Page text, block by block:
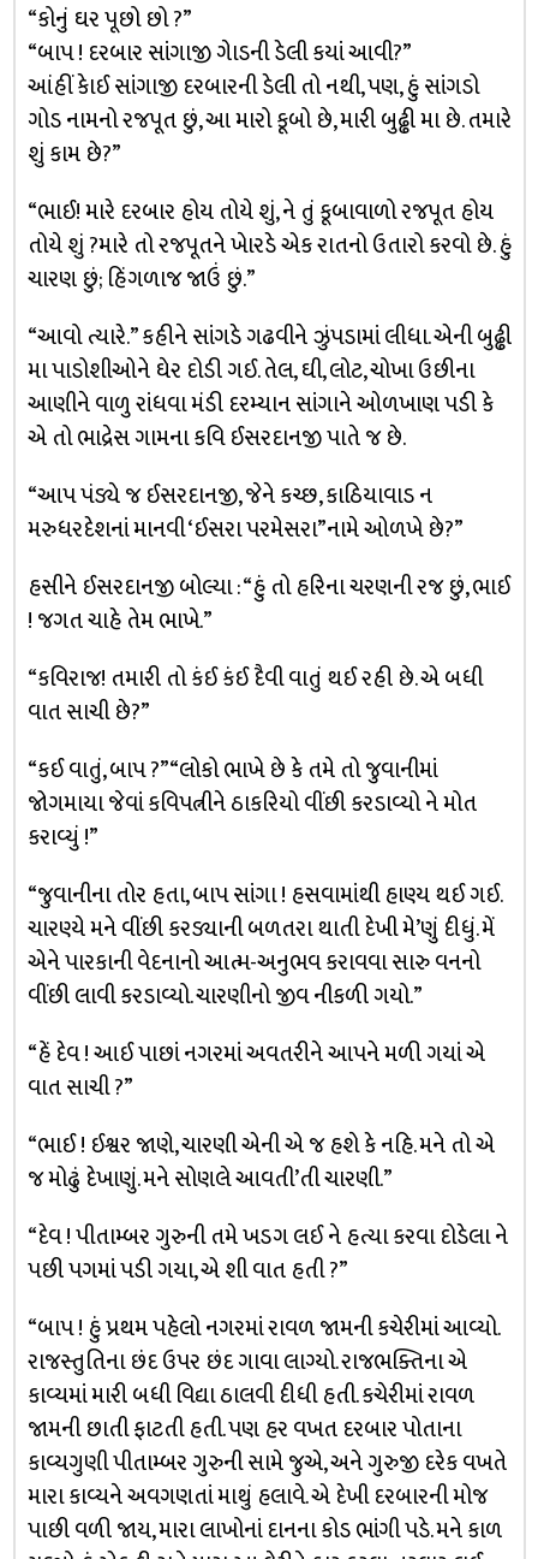
“કોનું ઘર પૂછો છો ?”
“બાપ ! દરબાર સાંગાજી ગેાડની ડેલી કયાં આવી?”
આંહીં કેાઈ સાંગાજી દરબારની ડેલી તો નથી, પણ, હું સાંગડો
ગોડ નામનો રજપૂત છું, આ મારો કૂબો છે, મારી બુઢ્ઢી મા છે. તમારે
શું કામ છે?”
“ભાઈ! મારે દરબાર હોય તોયે શું, ને તું કૂબાવાળો રજપૂત હોય
તોયે શું ?મારે તો રજપૂતને ખેારડે એક રાતનો ઉતારો કરવો છે. હું
ચારણ છું; હિંગળાજ જાઉં છું.”
“આવો ત્યારે.” કહીને સાંગડે ગઢવીને ઝુંપડામાં લીધા. એની બુઢ્ઢી
મા પાડોશીઓને ઘેર દોડી ગઈ. તેલ, ઘી, લોટ, ચોખા ઉછીના
આણીને વાળુ રાંધવા મંડી દરમ્યાન સાંગાને ઓળખાણ પડી કે
એ તો ભાદ્રેસ ગામના કવિ ઈસરદાનજી પાતે જ છે.
“આપ પંડ્યે જ ઈસરદાનજી, જેને કચ્છ, કાઠિયાવાડ ન
મરુધરદેશનાં માનવી ‘ઈસરા પરમેસરા”નામે ઓળખે છે?”
હસીને ઈસરદાનજી બોલ્યા : “હું તો હરિના ચરણની રજ છું, ભાઈ
! જગત ચાહે તેમ ભાખે.”
“કવિરાજ! તમારી તો કંઈ કંઈ દૈવી વાતું થઈ રહી છે. એ બધી
વાત સાચી છે?”
“કઈ વાતું, બાપ ?” “લોકો ભાખે છે કે તમે તો જુવાનીમાં
જોગમાયા જેવાં કવિપત્નીને ઠાકરિયો વીંછી કરડાવ્યો ને મોત
કરાવ્યું !”
“જુવાનીના તોર હતા, બાપ સાંગા ! હસવામાંથી હાણ્ય થઈ ગઈ.
ચારણ્યે મને વીંછી કરડ્યાની બળતરા થાતી દેખી મે’ણું દીધું. મેં
એને પારકાની વેદનાનો આત્મ-અનુભવ કરાવવા સારુ વનનો
વીંછી લાવી કરડાવ્યો. ચારણીનો જીવ નીકળી ગયો.”
“હેં દેવ ! આઈ પાછાં નગરમાં અવતરીને આપને મળી ગયાં એ
વાત સાચી ?”
“ભાઈ ! ઈશ્વર જાણે, ચારણી એની એ જ હશે કે નહિ. મને તો એ
જ મોઢું દેખાણું. મને સોણલે આવતી’તી ચારણી.”
“દેવ ! પીતામ્બર ગુરુની તમે ખડગ લઈ ને હત્યા કરવા દોડેલા ને
પછી પગમાં પડી ગયા, એ શી વાત હતી ?”
“બાપ ! હું પ્રથમ પહેલો નગરમાં રાવળ જામની કચેરીમાં આવ્યો.
રાજસ્તુતિના છંદ ઉપર છંદ ગાવા લાગ્યો. રાજભક્તિના એ
કાવ્યમાં મારી બધી વિદ્યા ઠાલવી દીધી હતી. કચેરીમાં રાવળ
જામની છાતી ફાટતી હતી. પણ હર વખત દરબાર પોતાના
કાવ્યગુણી પીતામ્બર ગુરુની સામે જુએ, અને ગુરુજી દરેક વખતે
મારા કાવ્યને અવગણતાં માથું હલાવે. એ દેખી દરબારની મોજ
પાછી વળી જાય, મારા લાખોનાં દાનના કોડ ભાંગી પડે. મને કાળ